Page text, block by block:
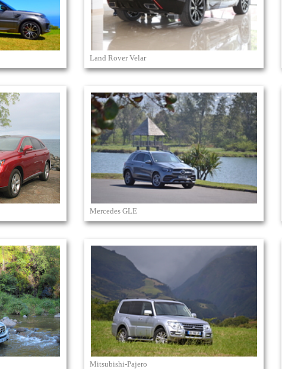
Land Rover Velar
Mercedes GLE
Mitsubishi-Pajero